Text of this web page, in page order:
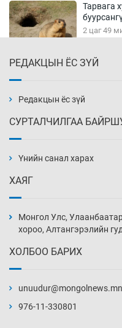
Тарвага
2 цаг 49
3 цаг 19
3 цаг 49
4 цаг 19
хэмжээг
РЕДАКЦЫН ЁС ЗҮЙ
Редакцын ёс зүй
СУРТАЛЧИЛГАА
Үнийн санал харах
ХАЯГ
Монгол Улс,
хороо, Алтангэрэлийн
ХОЛБОО БАРИХ
unuudur@mongolnews.mn
976-11-330801